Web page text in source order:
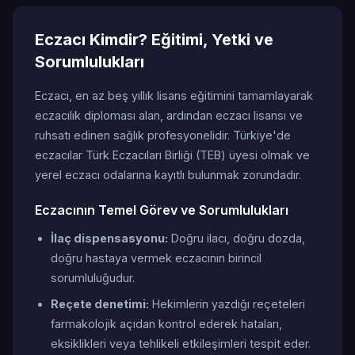
Eczacı Kimdir? Eğitimi, Yetki ve
Sorumlulukları
Eczacı, en az beş yıllık lisans eğitimini tamamlayarak
eczacılık diploması alan, ardından eczacı lisansı ve
ruhsatı edinen sağlık profesyonelidir. Türkiye'de
eczacılar Türk Eczacıları Birliği (TEB) üyesi olmak ve
yerel eczacı odalarına kayıtlı bulunmak zorundadır.
Eczacının Temel Görev ve Sorumlulukları
İlaç dispensasyonu: Doğru ilacı, doğru dozda,
doğru hastaya vermek eczacının birincil
sorumluluğudur.
Reçete denetimi: Hekimlerin yazdığı reçeteleri
farmakolojik açıdan kontrol ederek hataları,
eksiklikleri veya tehlikeli etkileşimleri tespit eder.